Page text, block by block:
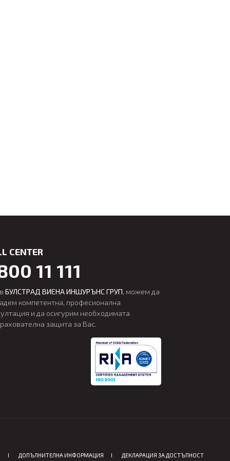
CENTER
11 111
БУЛСТРАД ВИЕНА ИНШУРЪНС ГРУП, можем да
компетентна, професионална
и да осигурим необходимата
защита за Вас.
ДОПЪЛНИТЕЛНА ИНФОРМАЦИЯ ДЕКЛАРАЦИЯ ЗА ДОСТЪПНОСТ